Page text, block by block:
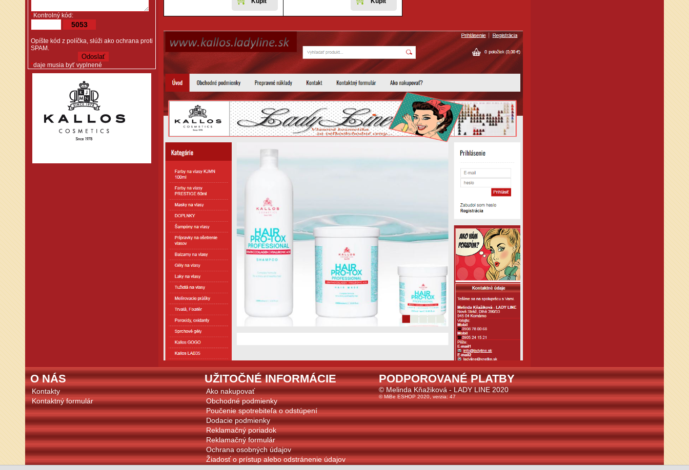
*Kontrolný kód:
5053
Opíšte kód z políčka, slúži ako ochrana proti
SPAM.
*daje musia byť vyplnené
O NÁS
Kontakty
Kontaktný formulár
UŽITOČNÉ INFORMÁCIE
Ako nakupovať
Obchodné podmienky
Poučenie spotrebiteľa o odstúpení
Dodacie podmienky
Reklamačný poriadok
Reklamačný formulár
Ochrana osobných údajov
Žiadosť o prístup alebo odstránenie údajov
PODPOROVANÉ PLATBY
© Melinda Kňažiková - LADY LINE 2020
© MiBe ESHOP 2020, verzia: 47